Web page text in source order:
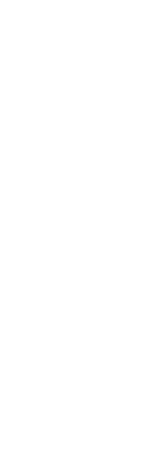
Parlamento Europeu e do